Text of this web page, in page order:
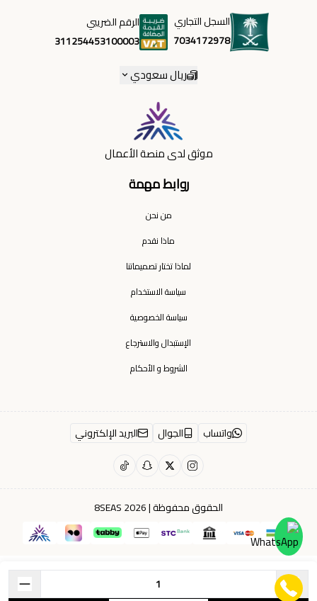
روابط مهمة
من نحن
ماذا نقدم
لماذا تختار تصميماتنا
سياسة الاستخدام
سياسة الخصوصية
الإستبدال والاسترجاع
الشروط و الأحكام
السجل التجاري
7034172978
الرقم الضريبي
311254453100003
ريال سعودي
موثق لدى منصة الأعمال
واتساب الجوال البريد الإلكتروني
الحقوق محفوظة | 2026 8SEAS